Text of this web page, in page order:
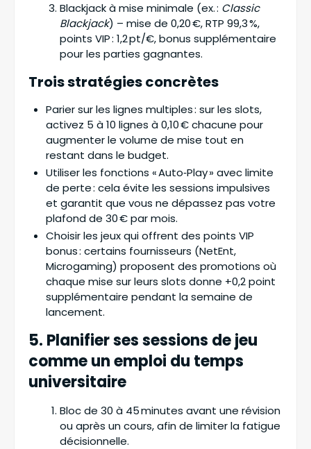
Blackjack à mise minimale (ex. : Classic
Blackjack) – mise de 0,20 €, RTP 99,3 %,
points VIP : 1,2 pt/€, bonus supplémentaire
pour les parties gagnantes.
Trois stratégies concrètes
Parier sur les lignes multiples : sur les slots,
activez 5 à 10 lignes à 0,10 € chacune pour
augmenter le volume de mise tout en
restant dans le budget.
Utiliser les fonctions « Auto‑Play » avec limite
de perte : cela évite les sessions impulsives
et garantit que vous ne dépassez pas votre
plafond de 30 € par mois.
Choisir les jeux qui offrent des points VIP
bonus : certains fournisseurs (NetEnt,
Microgaming) proposent des promotions où
chaque mise sur leurs slots donne +0,2 point
supplémentaire pendant la semaine de
lancement.
5. Planifier ses sessions de jeu
comme un emploi du temps
universitaire
Bloc de 30 à 45 minutes avant une révision
ou après un cours, afin de limiter la fatigue
décisionnelle.